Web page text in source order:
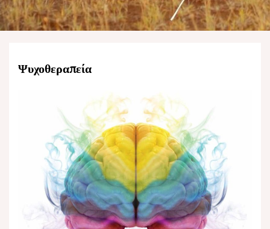
Ψυχοθεραπεία